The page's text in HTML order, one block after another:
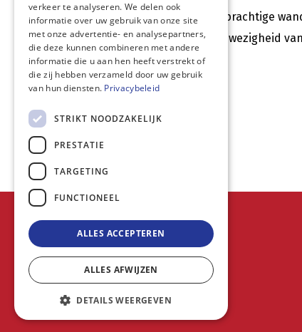
Verken deze gebieden te voet tijdens prachtige
sandalen zijn af te radendoor de aanwezigheid
wandelschoenen zijn onmisbaar.
© MG Travel
Boordekens 23
9940 Evergem
+32 473 364 078
mgtravel@telenet.be
verkeer te analyseren. We delen ook
informatie over uw gebruik van onze site
met onze advertentie- en analysepartners,
die deze kunnen combineren met andere
informatie die u aan hen heeft verstrekt of
die zij hebben verzameld door uw gebruik
van hun diensten. Privacybeleid
STRIKT NOODZAKELIJK
PRESTATIE
TARGETING
FUNCTIONEEL
ALLES ACCEPTEREN
ALLES AFWIJZEN
DETAILS WEERGEVEN